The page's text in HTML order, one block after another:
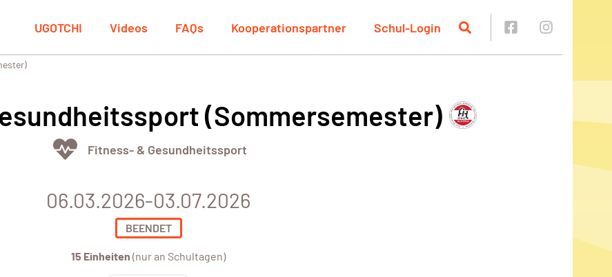
UGOTCHI Videos FAQs Kooperationspartner Schul-Login
(Sommersemester)
Fitness- & Gesundheitssport
06.03.2026-03.07.2026
BEENDET
15 Einheiten (nur an Schultagen)